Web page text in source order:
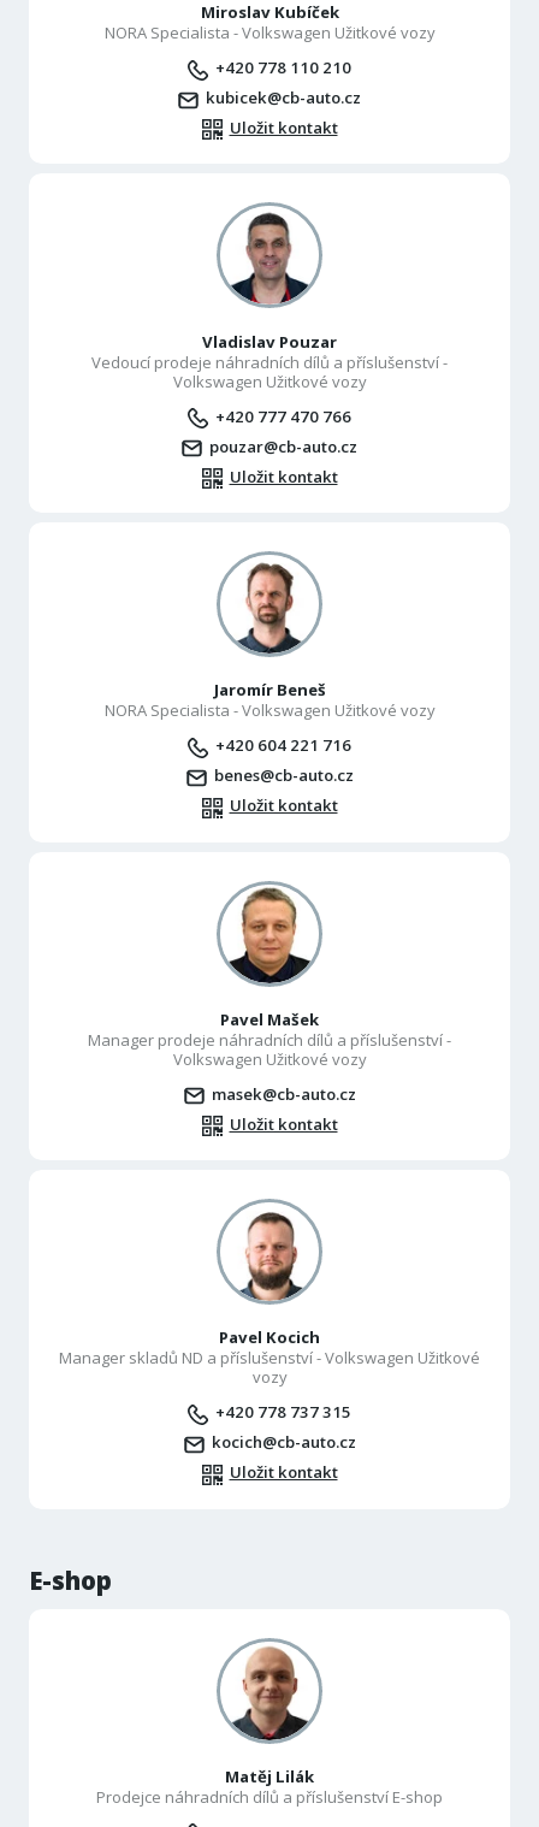
Miroslav Kubíček
NORA Specialista - Volkswagen Užitkové vozy
+420 778 110 210
kubicek@cb-auto.cz
Uložit kontakt
Vladislav Pouzar
Vedoucí prodeje náhradních dílů a příslušenství -
Volkswagen Užitkové vozy
+420 777 470 766
pouzar@cb-auto.cz
Uložit kontakt
Jaromír Beneš
NORA Specialista - Volkswagen Užitkové vozy
+420 604 221 716
benes@cb-auto.cz
Uložit kontakt
Pavel Mašek
Manager prodeje náhradních dílů a příslušenství -
Volkswagen Užitkové vozy
masek@cb-auto.cz
Uložit kontakt
Pavel Kocich
Manager skladů ND a příslušenství - Volkswagen Užitkové
vozy
+420 778 737 315
kocich@cb-auto.cz
Uložit kontakt
E-shop
Matěj Lilák
Prodejce náhradních dílů a příslušenství E-shop